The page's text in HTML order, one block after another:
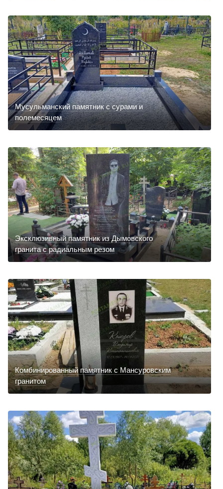
Мусульманский памятник с сурами и
полемесяцем
Эксклюзивный памятник из Дымовского
гранита с радиальным резом
Комбинированный памятник с Мансуровским
гранитом